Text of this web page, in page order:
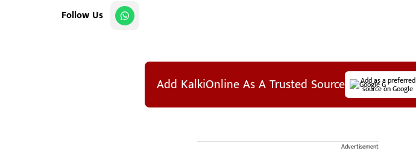
Follow Us
Add KalkiOnline As A Trusted Source Add as a preferred
source on Google
Advertisement